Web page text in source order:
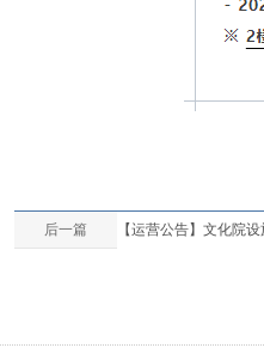
后一篇 【运营公告】文化院